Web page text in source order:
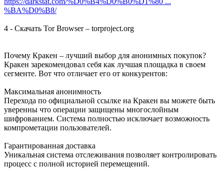
%BA%D0%B8/
4 - Скачать Tor Browser – torproject.org
Почему Кракен – лучший выбор для анонимных покупок?
Кракен зарекомендовал себя как лучшая площадка в своем
сегменте. Вот что отличает его от конкурентов:
Максимальная анонимность
Перехода по официальной ссылке на Кракен вы можете быть
уверенны что операции защищены многослойным
шифрованием. Система полностью исключает возможность
компрометации пользователей.
Гарантированная доставка
Уникальная система отслеживания позволяет контролировать
процесс с полной историей перемещений.